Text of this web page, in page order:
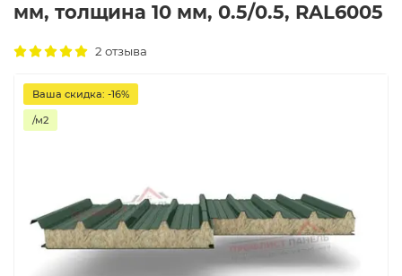
мм, толщина 10 мм, 0.5/0.5, RAL6005
2 отзыва
Ваша скидка: -16%
/м2